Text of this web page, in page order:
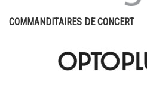
COMMANDITAIRES DE CONCERT